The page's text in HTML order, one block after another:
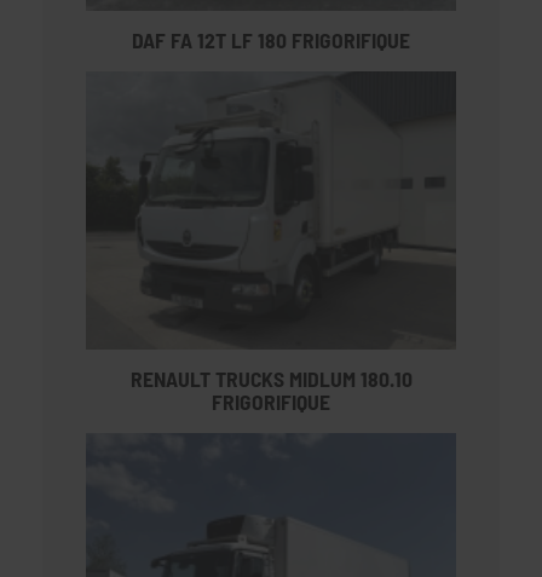
DAF FA 12T LF 180 FRIGORIFIQUE
RENAULT TRUCKS MIDLUM 180.10
FRIGORIFIQUE